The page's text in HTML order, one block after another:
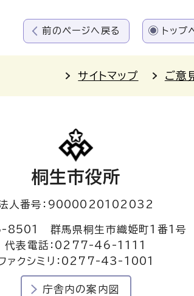
前のページへ戻る トップ
サイトマップ ご意
桐生市役所
人番号：9000020102032
8501 群馬県桐生市織姫町1番1号
代表電話：0277-46-1111
ァクシミリ：0277-43-1001
庁舎内の案内図